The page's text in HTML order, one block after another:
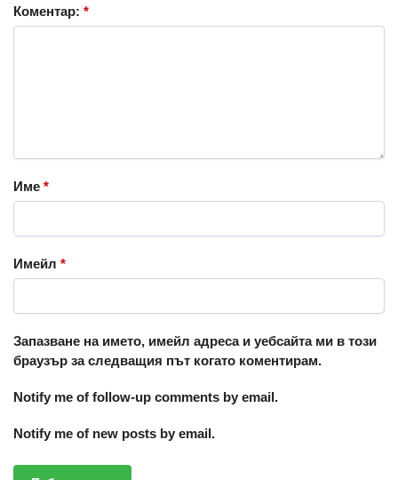
Коментар: *
Име *
Имейл *
Запазване на името, имейл адреса и уебсайта ми в този
браузър за следващия път когато коментирам.
Notify me of follow-up comments by email.
Notify me of new posts by email.